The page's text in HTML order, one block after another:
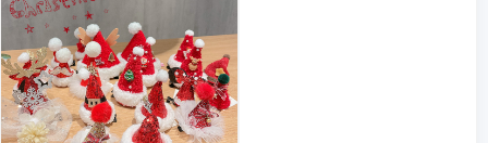
형 및 액세서리, XOOBAY
다양한 인형과 액세서리를 한곳에서 자세히 비교하고 합리적 가격으로
현명하게 구매하는 방법을 제안합니다. 또한 인형 구성품과 세트 정보도
자세히 확인하고 제공합니다.